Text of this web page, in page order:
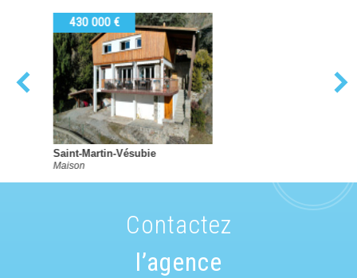
305 000 €
Levens
contactez
l’agence